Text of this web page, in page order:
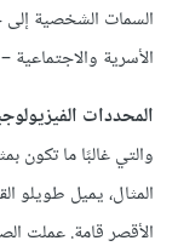
السمات الشخصية إلى
الأسرية والاجتماعية
المحددات
والتي غالبًا ما تكون
المثال، يميل طويلو
الأقصر قامة. عملت